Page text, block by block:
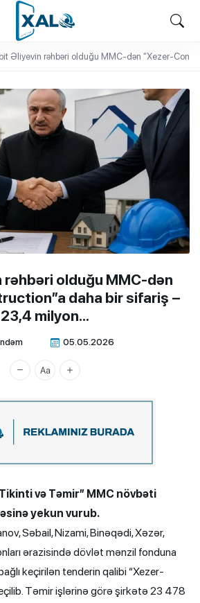
XALQ.ONLINE
ONLAYN PLATFORMA
Əliyevin rəhbəri olduğu MMC-dən “Xezer-
olduğu MMC-dən
daha bir sifariş –
23,4 milyon…
05.05.2026
Xalq.Online
və Təmir” MMC növbəti
yekun vurub.
Səbail, Nizami, Binəqədi, Xəzər,
ərazisində dövlət mənzil fonduna
keçirilən tenderin qalibi “Xezer-
Təmir işlərinə görə şirkətə 23 478